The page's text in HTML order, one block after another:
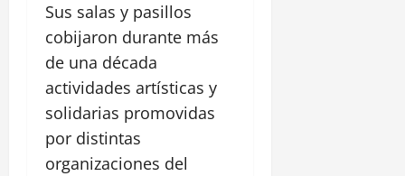
Sus salas y pasillos
cobijaron durante más
de una década
actividades artísticas y
solidarias promovidas
por distintas
organizaciones del